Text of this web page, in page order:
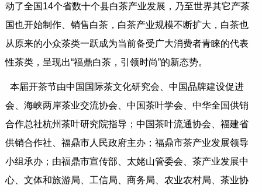
动了全国14个省数十个县白茶产业发展，乃至世界其它产茶
国也开始制作、销售白茶，白茶产业规模不断扩大，白茶也
从原来的小众茶类一跃成为当前备受广大消费者青睐的代表
性茶类，呈现出“福鼎白茶，引领时尚”的新态势。
本届开茶节由中国国际茶文化研究会、中国品牌建设促进
会、海峡两岸茶业交流协会、中国茶叶学会、中华全国供销
合作总社杭州茶叶研究院指导；中国茶叶流通协会、福建省
供销合作社、福鼎市人民政府主办；福鼎市茶产业发展领导
小组承办；由福鼎市宣传部、太姥山管委会、茶产业发展中
心、文体和旅游局、工信局、商务局、农业农村局、茶业协